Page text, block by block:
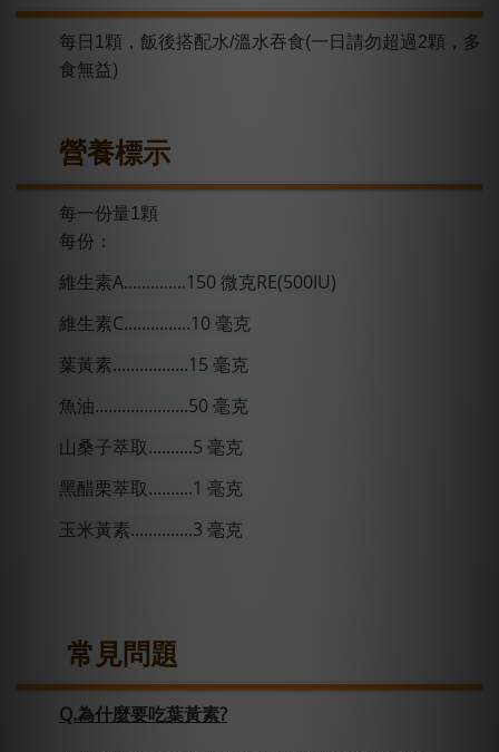
每日1顆，飯後搭配水/溫水吞食(一日請勿超過2顆，多
食無益)
營養標示
每一份量1顆
每份：
維生素A..............150 微克RE(500IU)
維生素C...............10 毫克
葉黃素.................15 毫克
魚油.....................50 毫克
山桑子萃取..........5 毫克
黑醋栗萃取..........1 毫克
玉米黃素..............3 毫克
常見問題
Q.為什麼要吃葉黃素?